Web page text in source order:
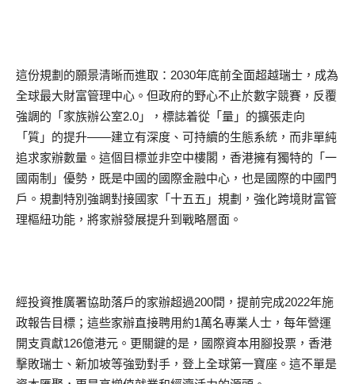
這份規劃的願景清晰而進取：2030年底前全面超越瑞士，成為
全球最大財富管理中心。但政府的野心不止於數字競賽，反覆
強調的「家族辦公室2.0」，標誌着從「量」的擴張走向
「質」的提升——建立有深度、可持續的生態系統，而非單純
追求家辦數量。這個目標並非空中樓閣，香港擁有獨特的「一
國兩制」優勢，既是中國的國際金融中心，也是國際的中國門
戶。規劃特別強調對接國家「十五五」規劃，強化跨境財富管
理樞紐功能，將家辦發展提升到戰略層面。
經投資推廣署協助落戶的家辦超過200間，提前完成2022年施
政報告目標；這些家辦直接聘用約1萬名專業人士，每年營運
開支貢獻126億港元。更關鍵的是，國際資本用腳投票，香港
擊敗瑞士、新加坡等強勁對手，登上全球第一寶座。這不單是